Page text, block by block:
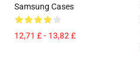
Samsung Cases
12,71 £ - 13,82 £